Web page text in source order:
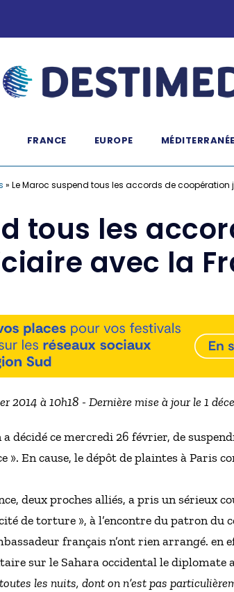
FRANCE EUROPE MÉDITERRANÉE
» Le Maroc suspend tous les accords de
tous les
avec la
2014 à 10h18 - Dernière mise à jour le 1
décidé ce mercredi 26 février, de
». En cause, le dépôt de plaintes à Paris
deux proches alliés, a pris un sérieux
de torture », à l’encontre du patron du
français n’ont rien arrangé. en
sur le Sahara occidental le diplomate
les nuits, dont on n’est pas